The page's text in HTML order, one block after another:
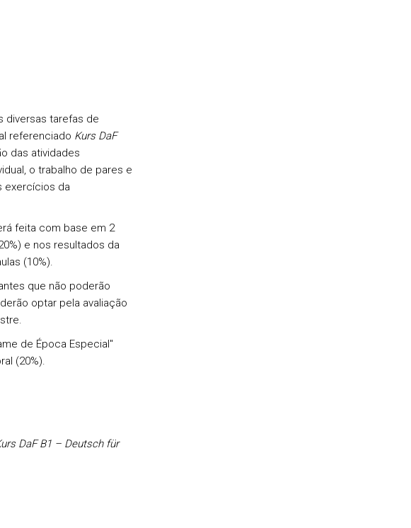
diversas tarefas de
referenciado Kurs DaF
das atividades
o trabalho de pares e
exercícios da
feita com base em 2
e nos resultados da
(10%).
que não poderão
optar pela avaliação
de Época Especial"
(20%).
DaF B1 – Deutsch für